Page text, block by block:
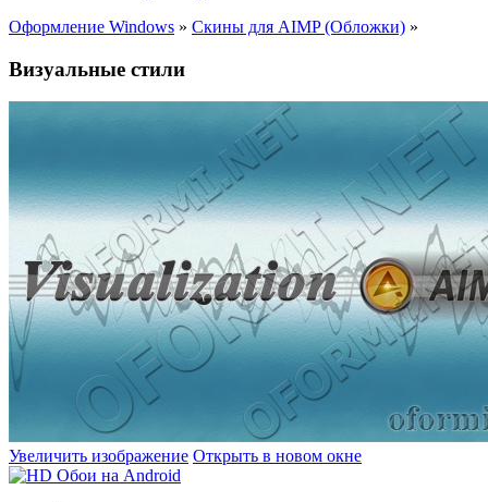
Оформление Windows » Скины для AIMP (Обложки) »
Визуальные стили
Увеличить изображение Открыть в новом окне